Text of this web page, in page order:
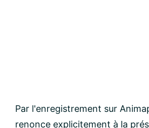
Par l'enregistrement sur
renonce explicitement à la